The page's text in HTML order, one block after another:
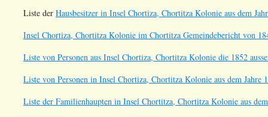
Liste der Hausbesitzer in Insel Chortiza, Chortitza Kolonie aus dem
Insel Chortiza, Chortitza Kolonie im Chortitza Gemeindebericht von
Liste von Personen aus Insel Chortiza, Chortitza Kolonie die 1852
Liste von Personen in Insel Chortiza, Chortitza Kolonie aus dem Jahre
Liste der Familienhaupten in Insel Chortitza, Chortitza Kolonie aus